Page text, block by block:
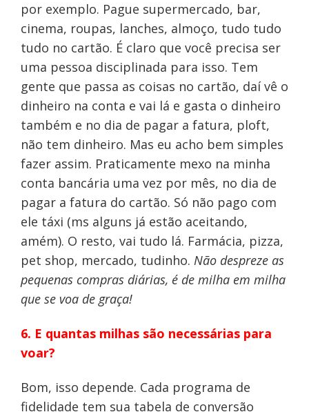
por exemplo. Pague supermercado, bar,
cinema, roupas, lanches, almoço, tudo tudo
tudo no cartão. É claro que você precisa ser
uma pessoa disciplinada para isso. Tem
gente que passa as coisas no cartão, daí vê o
dinheiro na conta e vai lá e gasta o dinheiro
também e no dia de pagar a fatura, ploft,
não tem dinheiro. Mas eu acho bem simples
fazer assim. Praticamente mexo na minha
conta bancária uma vez por mês, no dia de
pagar a fatura do cartão. Só não pago com
ele táxi (ms alguns já estão aceitando,
amém). O resto, vai tudo lá. Farmácia, pizza,
pet shop, mercado, tudinho. Não despreze as
pequenas compras diárias, é de milha em milha
que se voa de graça!
6. E quantas milhas são necessárias para
voar?
Bom, isso depende. Cada programa de
fidelidade tem sua tabela de conversão